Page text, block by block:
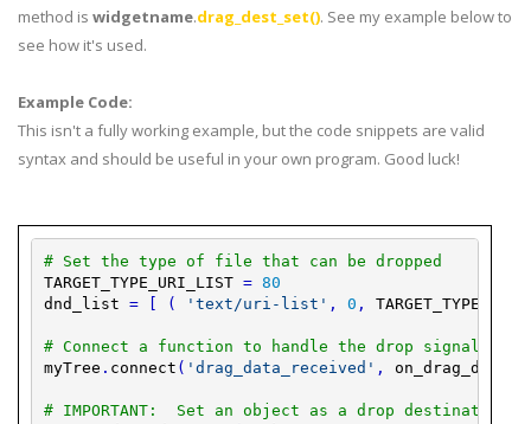
method is widgetname.drag_dest_set(). See my example below to
see how it's used.
Example Code:
This isn't a fully working example, but the code snippets are valid
syntax and should be useful in your own program. Good luck!
# Set the type of file that can be dropped
TARGET_TYPE_URI_LIST = 80
dnd_list = [ ( 'text/uri-list' , 0 ,
# Connect a function to handle the drop signal
myTree . connect ( 'drag_data_received' ,
# IMPORTANT:  Set an object as a drop